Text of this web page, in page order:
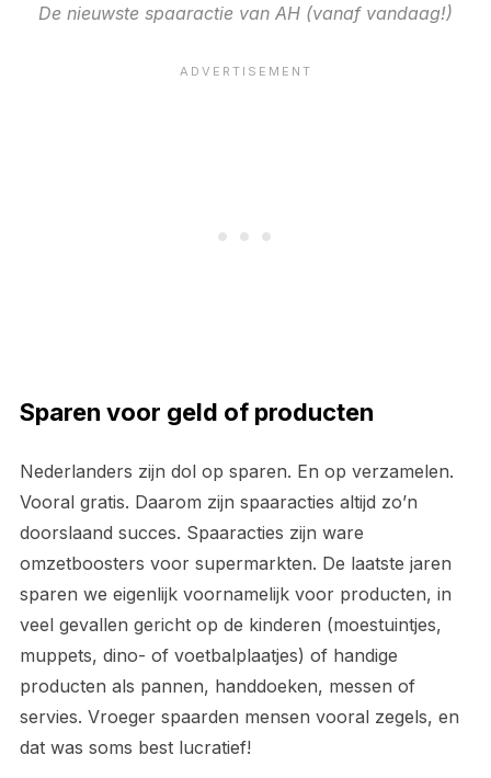
De nieuwste spaaractie van AH (vanaf vandaag!)
Sparen voor geld of producten
Nederlanders zijn dol op sparen. En op verzamelen.
Vooral gratis. Daarom zijn spaaracties altijd zo’n
doorslaand succes. Spaaracties zijn ware
omzetboosters voor supermarkten. De laatste jaren
sparen we eigenlijk voornamelijk voor producten, in
veel gevallen gericht op de kinderen (moestuintjes,
muppets, dino- of voetbalplaatjes) of handige
producten als pannen, handdoeken, messen of
servies. Vroeger spaarden mensen vooral zegels, en
dat was soms best lucratief!